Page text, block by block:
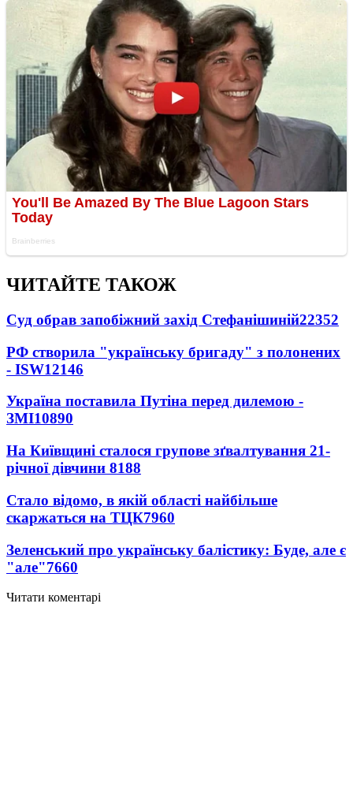
ЧИТАЙТЕ ТАКОЖ
Суд обрав запобіжний захід Стефанішиній22352
РФ створила "українську бригаду" з полонених
- ISW12146
Україна поставила Путіна перед дилемою -
ЗМІ10890
На Київщині сталося групове зґвалтування 21-
річної дівчини 8188
Стало відомо, в якій області найбільше
скаржаться на ТЦК7960
Зеленський про українську балістику: Буде, але є
"але"7660
Читати коментарі